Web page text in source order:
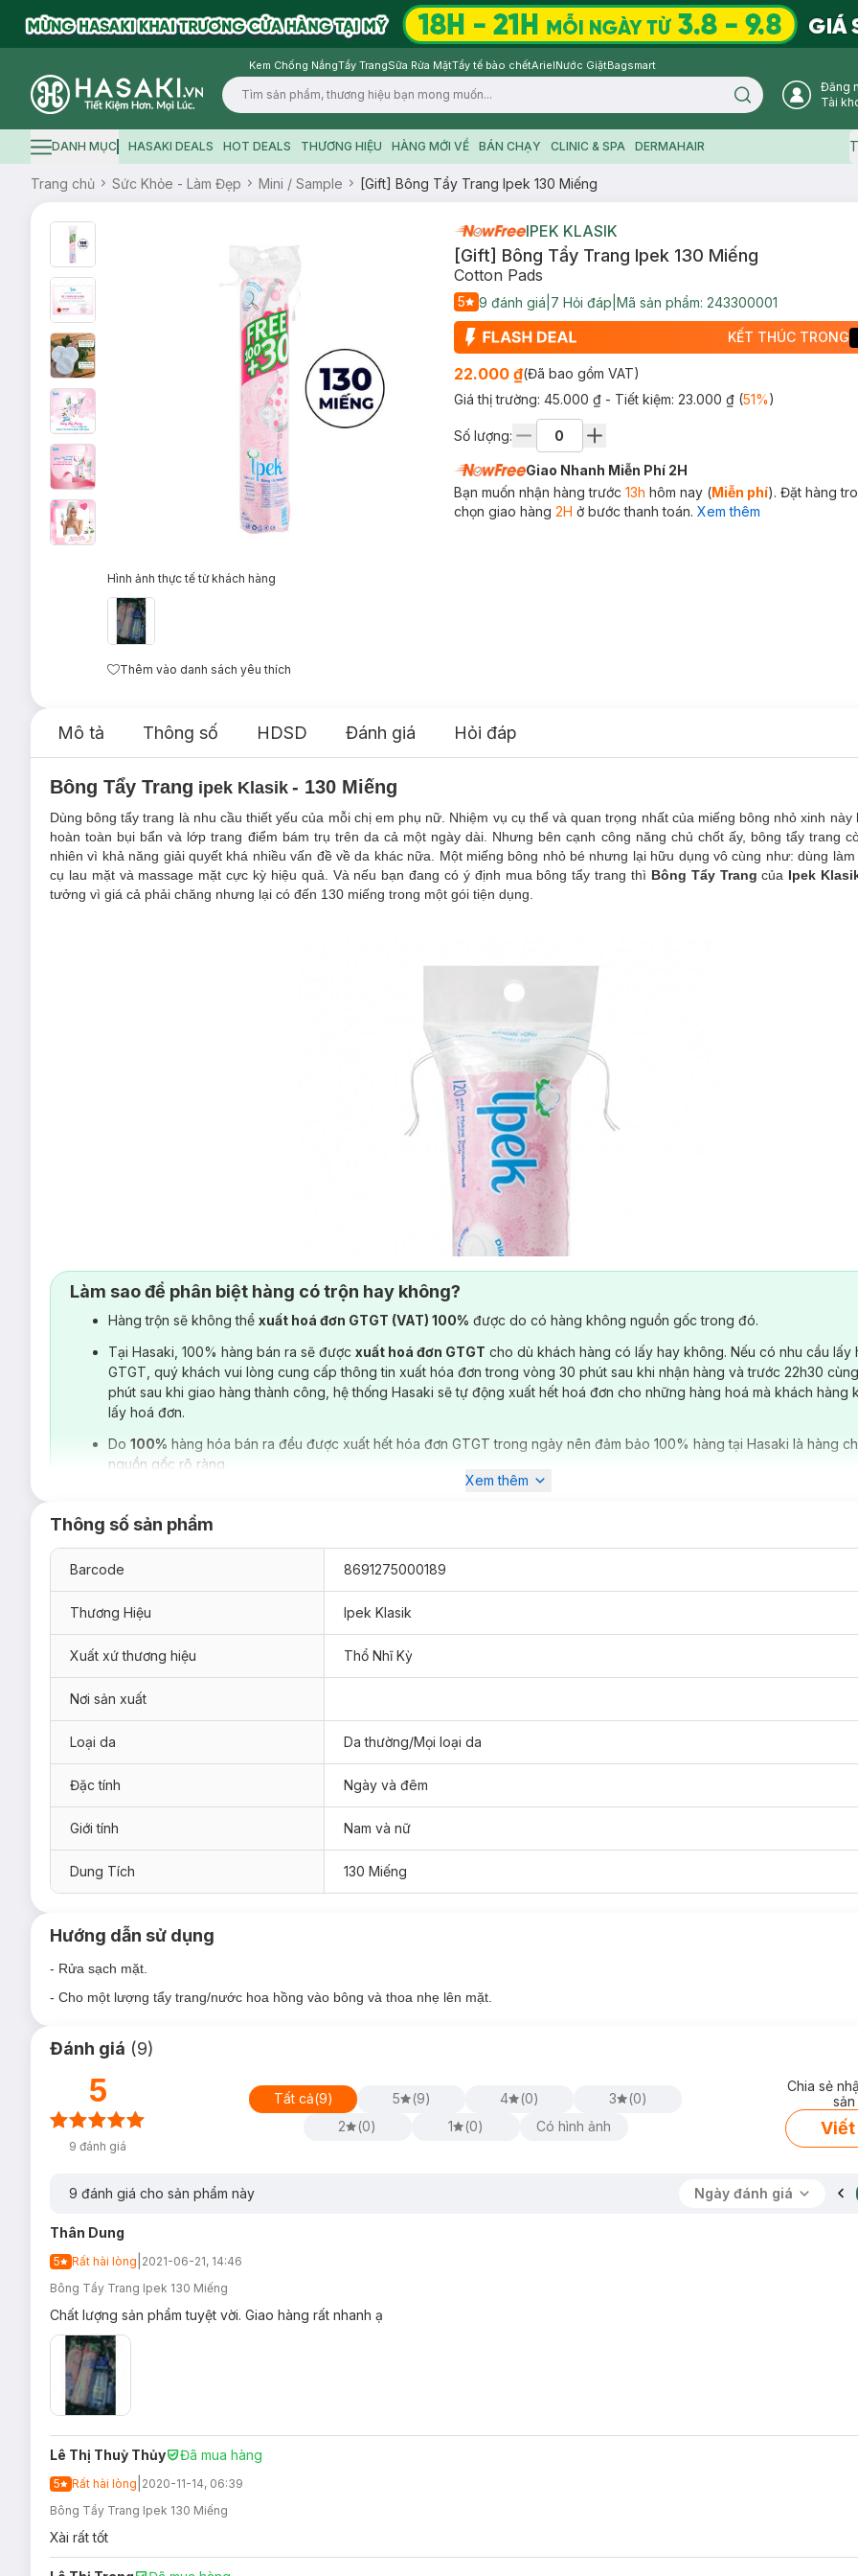
Kem Chống NắngTẩy TrangSữa Rửa MặtTẩy tế bào chếtArielNước GiặtBagsmart
Logo
Search icon
Đăng
Tài
Hamburger icon
DANH MỤC HASAKI DEALS HOT DEALS THƯƠNG HIỆU HÀNG MỚI VỀ BÁN CHẠY CLINIC & SPA DERMAHAIR
Trang chủ Sức Khỏe - Làm Đẹp Mini / Sample [Gift] Bông Tẩy Trang Ipek 130 Miếng
Hình ảnh thực tế từ khách hàng
Thêm vào danh sách yêu thích
IPEK KLASIK
[Gift] Bông Tẩy Trang Ipek 130 Miếng
Cotton Pads
5 9 đánh giá 7 Hỏi đáp Mã sản phẩm: 243300001
KẾT THÚC TRONG
22.000 ₫(Đã bao gồm VAT)
Giá thị trường: 45.000 ₫ - Tiết kiệm: 23.000 ₫(51%)
Số lượng:
Giao Nhanh Miễn Phí 2H
Bạn muốn nhận hàng trước 13h hôm nay (Miễn phí). Đặt hàng
chọn giao hàng 2H ở bước thanh toán. Xem thêm
Mô tả Thông số HDSD Đánh giá Hỏi đáp
Bông Tẩy Trang ipek Klasik - 130 Miếng
Dùng bông tẩy trang là nhu cầu thiết yếu của mỗi chị em phụ nữ. Nhiệm vụ cụ thể và quan trọng nhất của miếng bông nhỏ xinh này
hoàn toàn bụi bẩn và lớp trang điểm bám trụ trên da cả một ngày dài. Nhưng bên cạnh công năng chủ chốt ấy, bông tẩy trang
nhiên vì khả năng giải quyết khá nhiều vấn đề về da khác nữa. Một miếng bông nhỏ bé nhưng lại hữu dụng vô cùng như: dùng làm
cụ lau mặt và massage mặt cực kỳ hiệu quả. Và nếu bạn đang có ý định mua bông tẩy trang thì Bông Tẩy Trangcủa Ipek
tưởng vì giá cả phải chăng nhưng lại có đến 130 miếng trong một gói tiện dụng.
bạn hoàn toàn có thể dùng bông tẩy trang như một loại mặt nạ để dưỡng da. Đây là một trong những cách chăm sóc da tuyệt vời
người Nhật - bà Chiru Saeki sáng tạo nên. Lotion mask là một trong những cách tuyệt vời nhất để cấp nước cho làn da, đặc
những ngày khô nóng, da nhanh mất nước. Lấy 1 miếngBông Tẩy Trang Ipek Klasik
Nếu tìm tòi, bạn còn có thể dùngBông Tẩy Trang Ipek Klasiklàm sạch bã nhờn, vùng tích tụ mụn cám, mụn đầu đen. Sau khi
da mặt, bạn sử dụng lòng trắng trứng thấm đẫm miếngBông Tẩy Trang Ipek Klasik
Công dụng:
- Giúp tẩy trang làm sạch da mặt.
Bảo quản
Thương hiệu: Ipek Klasik
Làm sao để phân biệt hàng có trộn hay không?
Hàng trộn sẽ không thể xuất hoá đơn GTGT (VAT) 100% được do có hàng không nguồn gốc trong đó.
Tại Hasaki, 100% hàng bán ra sẽ được xuất hoá đơn GTGT cho dù khách hàng có lấy hay không. Nếu có nhu cầu lấy
GTGT, quý khách vui lòng cung cấp thông tin xuất hóa đơn trong vòng 30 phút sau khi nhận hàng và trước 22h30
phút sau khi giao hàng thành công, hệ thống Hasaki sẽ tự động xuất hết hoá đơn cho những hàng hoá mà khách hàng
lấy hoá đơn.
Do 100% hàng hóa bán ra đều được xuất hết hóa đơn GTGT trong ngày nên đảm bảo 100% hàng tại Hasaki là hàng
nguồn gốc rõ ràng.
Xem thêm
Thông số sản phẩm
Barcode 8691275000189
Thương Hiệu Ipek Klasik
Xuất xứ thương hiệu Thổ Nhĩ Kỳ
Nơi sản xuất
Loại da Da thường/Mọi loại da
Đặc tính Ngày và đêm
Giới tính Nam và nữ
Dung Tích 130 Miếng
Hướng dẫn sử dụng
- Rửa sạch mặt.
- Cho một lượng tẩy trang/nước hoa hồng vào bông và thoa nhẹ lên mặt.
Đánh giá (9)
5
9 đánh giá
Tất cả(9) 5 (9) 4 (0) 3 (0)
2
(0) 1 (0) Có hình ảnh
Chia sẻ
Viết
9 đánh giá cho sản phẩm này Ngày đánh giá
Thân Dung
5 Rất hài lòng 2021-06-21, 14:46
Bông Tẩy Trang Ipek 130 Miếng
Chất lượng sản phẩm tuyệt vời. Giao hàng rất nhanh ạ
Lê Thị Thuỳ Thủy Đã mua hàng
5 Rất hài lòng 2020-11-14, 06:39
Bông Tẩy Trang Ipek 130 Miếng
Xài rất tốt